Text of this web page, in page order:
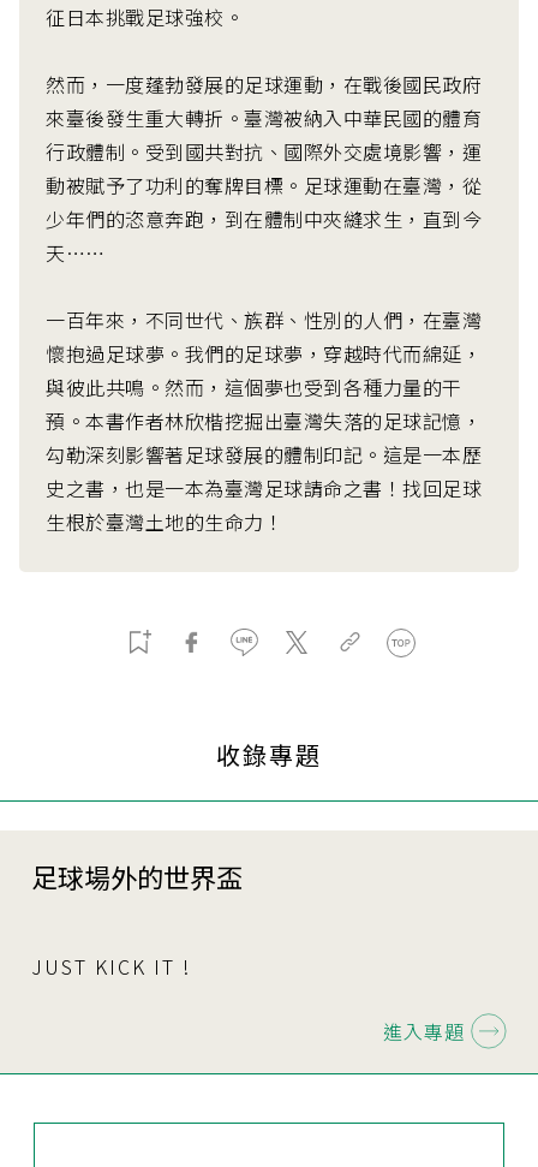
征日本挑戰足球強校。
然而，一度蓬勃發展的足球運動，在戰後國民政府
來臺後發生重大轉折。臺灣被納入中華民國的體育
行政體制。受到國共對抗、國際外交處境影響，運
動被賦予了功利的奪牌目標。足球運動在臺灣，從
少年們的恣意奔跑，到在體制中夾縫求生，直到今
天……
一百年來，不同世代、族群、性別的人們，在臺灣
懷抱過足球夢。我們的足球夢，穿越時代而綿延，
與彼此共鳴。然而，這個夢也受到各種力量的干
預。本書作者林欣楷挖掘出臺灣失落的足球記憶，
勾勒深刻影響著足球發展的體制印記。這是一本歷
史之書，也是一本為臺灣足球請命之書！找回足球
生根於臺灣土地的生命力！
收錄專題
足球場外的世界盃
JUST KICK IT !
進入專題